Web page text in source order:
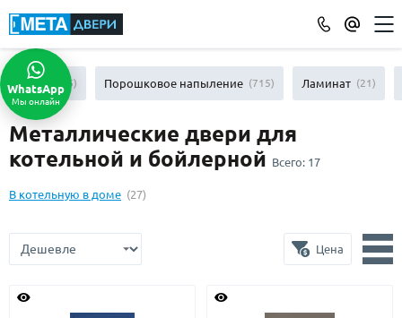
КАТАЛОГ ДВЕРЕЙ
ПО ОТДЕЛКЕ
МДФ (865)
Порошковое напыление(715)
Ламинат
МДФ наборный(58)
МДФ шпон(119)
С выдавленным рисунком
МДФ (865) Порошковое напыление (715) Ламинат (21)
Металлические двери для
котельной и бойлерной Всего: 17
В котельную в доме (27)
Цена
WhatsApp
Мы онлайн